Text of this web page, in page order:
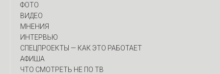
ФОТО
ВИДЕО
МНЕНИЯ
ИНТЕРВЬЮ
CПЕЦПРОЕКТЫ — КАК ЭТО РАБОТАЕТ
АФИША
ЧТО СМОТРЕТЬ НЕ ПО ТВ